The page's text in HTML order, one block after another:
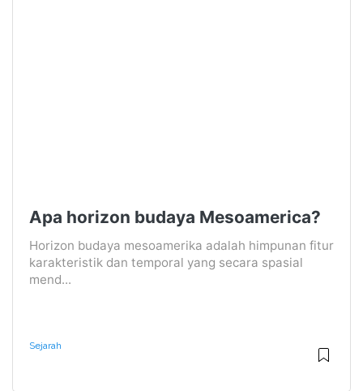
Apa horizon budaya Mesoamerica?
Horizon budaya mesoamerika adalah himpunan fitur
karakteristik dan temporal yang secara spasial
mend...
Sejarah